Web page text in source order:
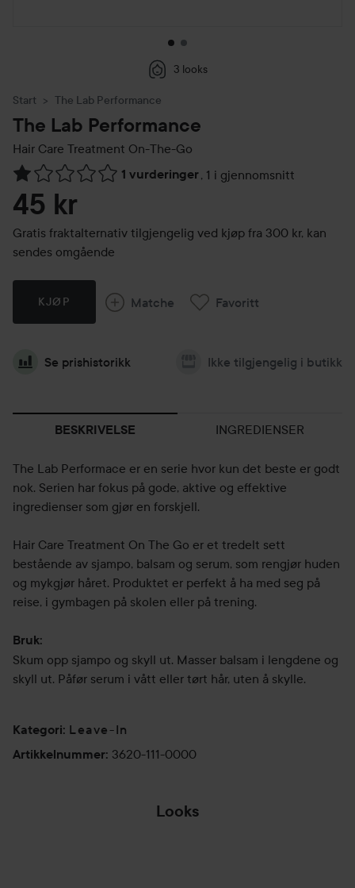
3 looks
Start The Lab Performance
The Lab Performance
Hair Care Treatment On-The-Go
1 vurderinger, 1 i gjennomsnitt
Gå til Vurderinger & anmeldelser
45 kr
Gratis fraktalternativ tilgjengelig ved kjøp fra 300 kr, kan
sendes omgående
KJØP Matche Favoritt
Se prishistorikk Ikke tilgjengelig i butikk
BESKRIVELSE INGREDIENSER
The Lab Performace er en serie hvor kun det beste er godt
nok. Serien har fokus på gode, aktive og effektive
ingredienser som gjør en forskjell.
Hair Care Treatment On The Go er et tredelt sett
bestående av sjampo, balsam og serum, som rengjør huden
og mykgjør håret. Produktet er perfekt å ha med seg på
reise, i gymbagen på skolen eller på trening.
Bruk:
Skum opp sjampo og skyll ut. Masser balsam i lengdene og
skyll ut. Påfør serum i vått eller tørt hår, uten å skylle.
Kategori: Leave-In
Artikkelnummer: 3620-111-0000
Looks